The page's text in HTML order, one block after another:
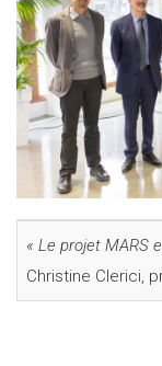
« Le projet MARS
Christine Clerici,